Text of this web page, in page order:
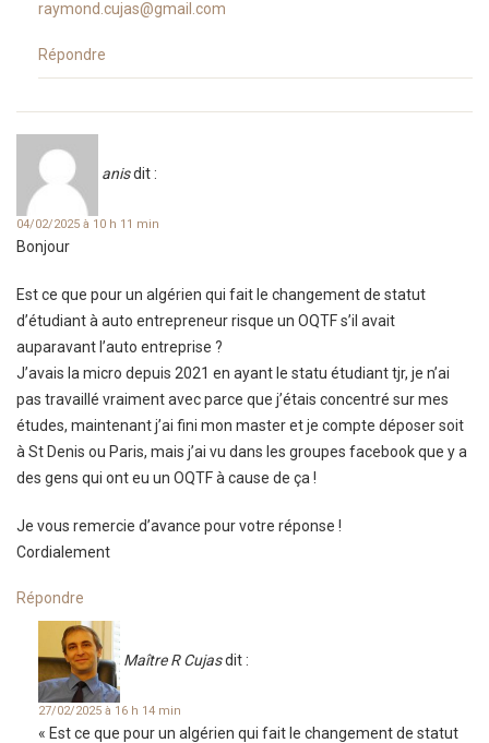
raymond.cujas@gmail.com
Répondre
anisdit :
04/02/2025 à 10 h 11 min
Bonjour
Est ce que pour un algérien qui fait le changement de statut
d’étudiant à auto entrepreneur risque un OQTF s’il avait
auparavant l’auto entreprise ?
J’avais la micro depuis 2021 en ayant le statu étudiant tjr, je n’ai
pas travaillé vraiment avec parce que j’étais concentré sur mes
études, maintenant j’ai fini mon master et je compte déposer soit
à St Denis ou Paris, mais j’ai vu dans les groupes facebook que y a
des gens qui ont eu un OQTF à cause de ça !
Je vous remercie d’avance pour votre réponse !
Cordialement
Répondre
Maître R Cujasdit :
27/02/2025 à 16 h 14 min
« Est ce que pour un algérien qui fait le changement de statut